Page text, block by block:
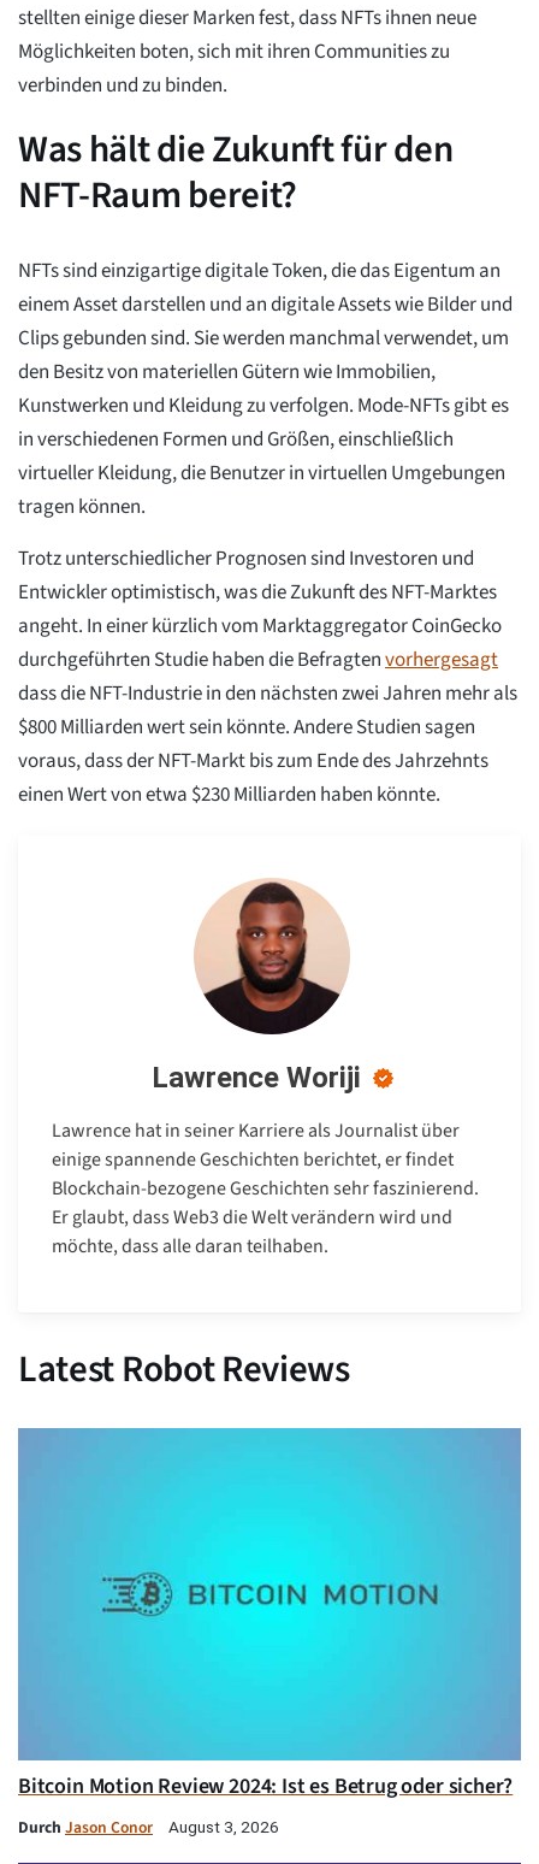
stellten einige dieser Marken fest, dass NFTs ihnen neue
Möglichkeiten boten, sich mit ihren Communities zu
verbinden und zu binden.
Was hält die Zukunft für den
NFT-Raum bereit?
NFTs sind einzigartige digitale Token, die das Eigentum an
einem Asset darstellen und an digitale Assets wie Bilder und
Clips gebunden sind. Sie werden manchmal verwendet, um
den Besitz von materiellen Gütern wie Immobilien,
Kunstwerken und Kleidung zu verfolgen. Mode-NFTs gibt es
in verschiedenen Formen und Größen, einschließlich
virtueller Kleidung, die Benutzer in virtuellen Umgebungen
tragen können.
Trotz unterschiedlicher Prognosen sind Investoren und
Entwickler optimistisch, was die Zukunft des NFT-Marktes
angeht. In einer kürzlich vom Marktaggregator CoinGecko
durchgeführten Studie haben die Befragtenvorhergesagt
dass die NFT-Industrie in den nächsten zwei Jahren mehr als
$800 Milliarden wert sein könnte. Andere Studien sagen
voraus, dass der NFT-Markt bis zum Ende des Jahrzehnts
einen Wert von etwa $230 Milliarden haben könnte.
Lawrence Woriji
Lawrence hat in seiner Karriere als Journalist über
einige spannende Geschichten berichtet, er findet
Blockchain-bezogene Geschichten sehr faszinierend.
Er glaubt, dass Web3 die Welt verändern wird und
möchte, dass alle daran teilhaben.
Latest Robot Reviews
Bitcoin Motion Review 2024: Ist es Betrug oder sicher?
Durch Jason Conor August 3, 2026